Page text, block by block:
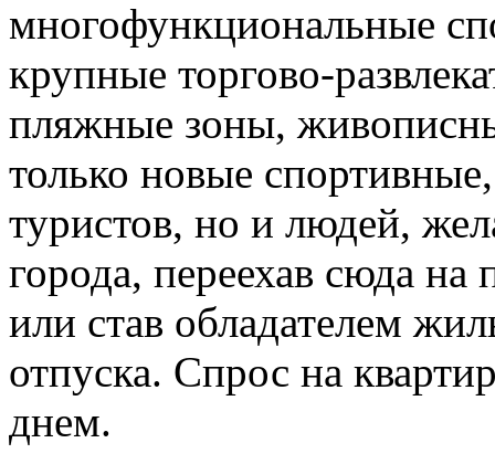
многофункциональные
крупные торгово-
пляжные зоны,
только новые
туристов, но и людей,
города, переехав сюда на
или став обладателем
отпуска. Спрос на
днем.